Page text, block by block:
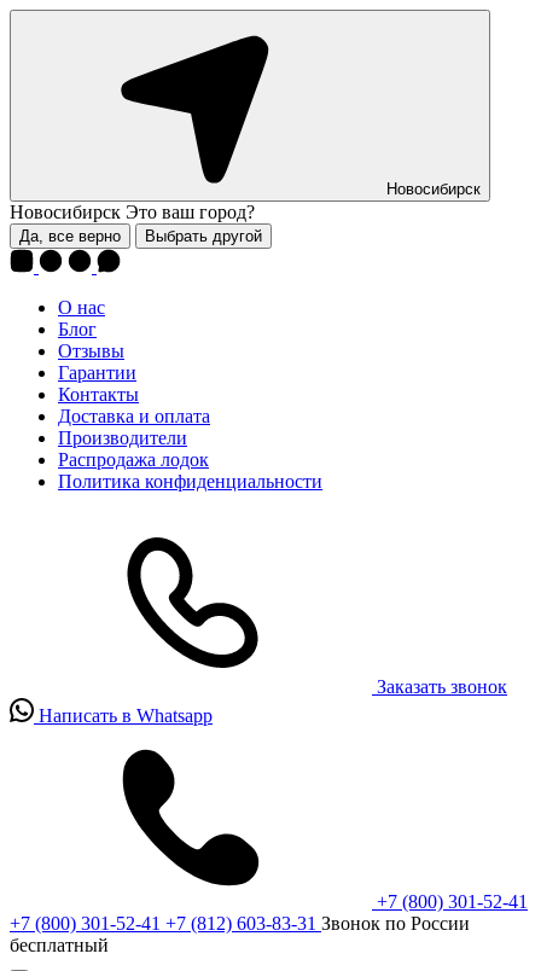
Новосибирск
Новосибирск Это ваш город?
Да, все верно Выбрать другой
О нас
Блог
Отзывы
Гарантии
Контакты
Доставка и оплата
Производители
Распродажа лодок
Политика конфиденциальности
Заказать звонок
Написать в Whatsapp
+7 (800) 301-52-41
+7 (800) 301-52-41 +7 (812) 603-83-31 Звонок по России
бесплатный